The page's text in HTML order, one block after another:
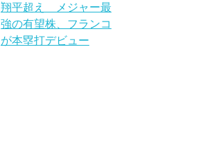
翔平超え メジャー最
強の有望株、フランコ
が本塁打デビュー